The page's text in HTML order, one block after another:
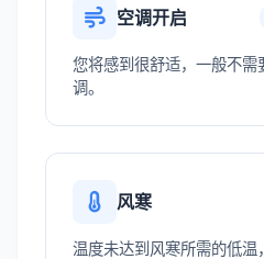
空调开启
您将感到很舒适，一般不需
调。
风寒
温度未达到风寒所需的低温